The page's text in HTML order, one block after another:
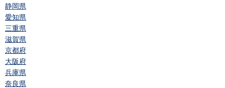
静岡県
愛知県
三重県
滋賀県
京都府
大阪府
兵庫県
奈良県